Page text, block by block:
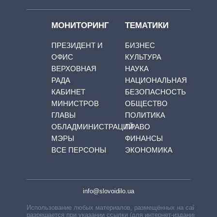
МОНИТОРИНГ
ПРЕЗИДЕНТ И
ОФИС
ВЕРХОВНАЯ
РАДА
КАБИНЕТ
МИНИСТРОВ
ГЛАВЫ
ОБЛАДМИНИСТРАЦИЙ
МЭРЫ
ВСЕ ПЕРСОНЫ
ТЕМАТИКИ
БИЗНЕС
КУЛЬТУРА
НАУКА
НАЦИОНАЛЬНАЯ
БЕЗОПАСНОСТЬ
ОБЩЕСТВО
ПОЛИТИКА
ПРАВО
ФИНАНСЫ
ЭКОНОМИКА
info@slovoidilo.ua
Использование любых материалов, размещённых на сайте,
разрешается при указании ссылки (для интернет-изданий —